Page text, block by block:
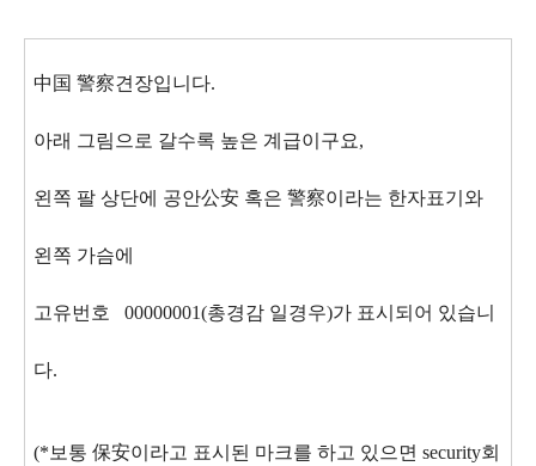
中国 警察견장입니다.
아래 그림으로 갈수록 높은 계급이구요,
왼쪽 팔 상단에 공안公安 혹은 警察이라는 한자표기와
왼쪽 가슴에
고유번호 00000001(총경감 일경우)가 표시되어 있습니
다.
(*보통 保安이라고 표시된 마크를 하고 있으면 security회